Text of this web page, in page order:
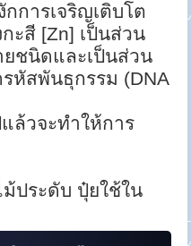
การเจริญเติบโต
ะสี [Zn] เป็นส่วน
ชนิดและเป็นส่วน
หัสพันธุกรรม (DNA
ล้วจะทำให้การ
ประดับ ปุ๋ยใช้ใน